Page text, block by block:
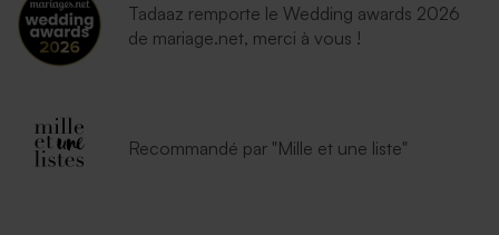
Tadaaz remporte le Wedding awards 2026
de mariage.net, merci à vous !
Recommandé par "Mille et une liste"